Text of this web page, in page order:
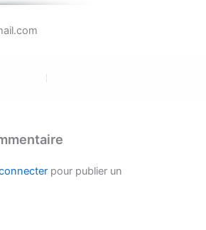
pour publier un